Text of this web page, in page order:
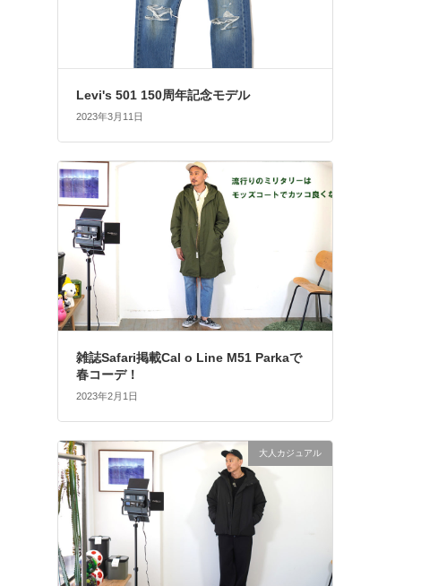
Levi's 501 150周年記念モデル
2023年3月11日
雑誌Safari掲載Cal o Line M51 Parkaで
春コーデ！
2023年2月1日
大人カジュアル